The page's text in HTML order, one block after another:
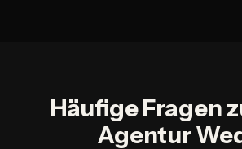
Häufige Fragen
Agentur